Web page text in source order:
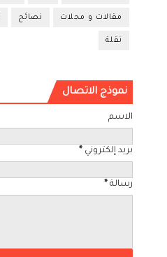
مقالات و مجلات نصائح
نقلة
نموذج الاتصال
الاسم
بريد إلكتروني *
رسالة *